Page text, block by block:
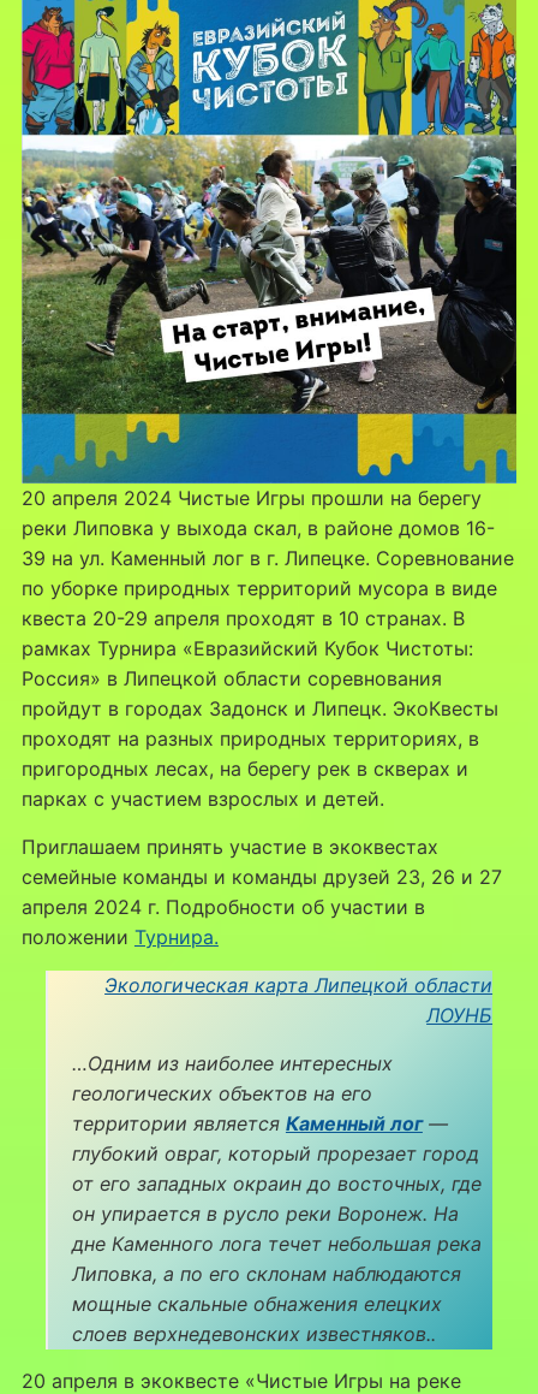
20 апреля 2024 Чистые Игры прошли на берегу
реки Липовка у выхода скал, в районе домов 16-
39 на ул. Каменный лог в г. Липецке. Соревнование
по уборке природных территорий мусора в виде
квеста 20-29 апреля проходят в 10 странах. В
рамках Турнира «Евразийский Кубок Чистоты:
Россия» в Липецкой области соревнования
пройдут в городах Задонск и Липецк. ЭкоКвесты
проходят на разных природных территориях, в
пригородных лесах, на берегу рек в скверах и
парках с участием взрослых и детей.
Приглашаем принять участие в экоквестах
семейные команды и команды друзей 23, 26 и 27
апреля 2024 г. Подробности об участии в
положении Турнира.
Экологическая карта Липецкой области
ЛОУНБ
…Одним из наиболее интересных
геологических объектов на его
территории является Каменный лог—
глубокий овраг, который прорезает город
от его западных окраин до восточных, где
он упирается в русло реки Воронеж. На
дне Каменного лога течет небольшая река
Липовка, а по его склонам наблюдаются
мощные скальные обнажения елецких
слоев верхнедевонских известняков..
20 апреля в экоквесте «Чистые Игры на реке